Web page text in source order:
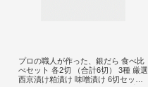
プロの職人が作った、銀だら 食べ比
べセット 各2切 （合計6切） 3種 厳選
西京漬け粕漬け 味噌漬け 6切セット